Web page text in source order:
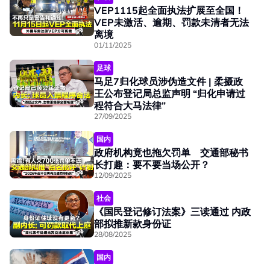
VEP1115起全面执法扩展至全国！
VEP未激活、逾期、罚款未清者无法
离境
01/11/2025
足球
马足7归化球员涉伪造文件 | 柔摄政
王公布登记局总监声明 “归化申请过
程符合大马法律”
27/09/2025
国内
政府机构竟也拖欠罚单 交通部秘书
长打趣：要不要当场公开？
12/09/2025
社会
《国民登记修订法案》三读通过 内政
部拟推新款身份证
28/08/2025
国内